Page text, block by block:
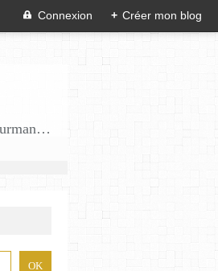
Connexion + Créer mon blog
Des gourmandises sans gluten en solo en duo avec mon fiston . Salé comme Sucré sans gluten éco responsable Les Gourmandises de Bénédicte gâteau produits locaux